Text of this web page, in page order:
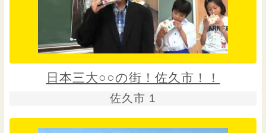
日本三大○○の街！佐久市！！
佐久市 1